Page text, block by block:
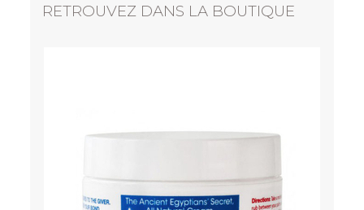
RETROUVEZ DANS LA BOUTIQUE